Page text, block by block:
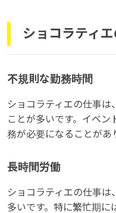
ショコラティ
不規則な勤務時間
ショコラティエの仕事は
ことが多いです。イベ
務が必要になることがあ
長時間労働
ショコラティエの仕事
多いです。特に繁忙期に